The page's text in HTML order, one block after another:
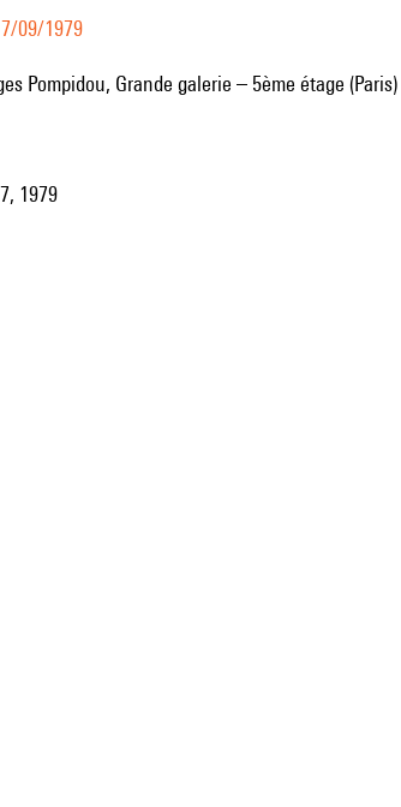
09/1979
Pompidou, Grande galerie – 5ème étage (Paris)
1979